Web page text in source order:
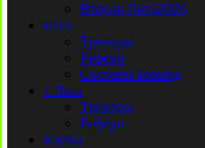
Вторая Лига2026
КПЛ
Тренеры
Рефери
Составы команд
1 Лига
Тренеры
Рефери
Клубы